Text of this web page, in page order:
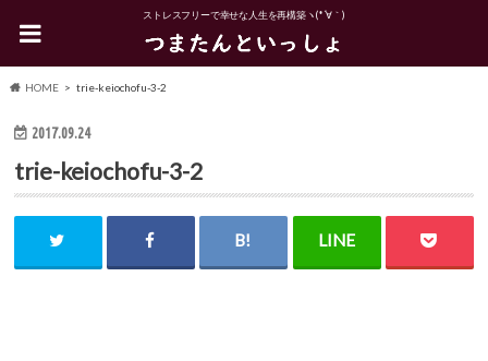
ストレスフリーで幸せな人生を再構築ヽ(*´∀｀)
HOME trie-keiochofu-3-2
2017.09.24
trie-keiochofu-3-2